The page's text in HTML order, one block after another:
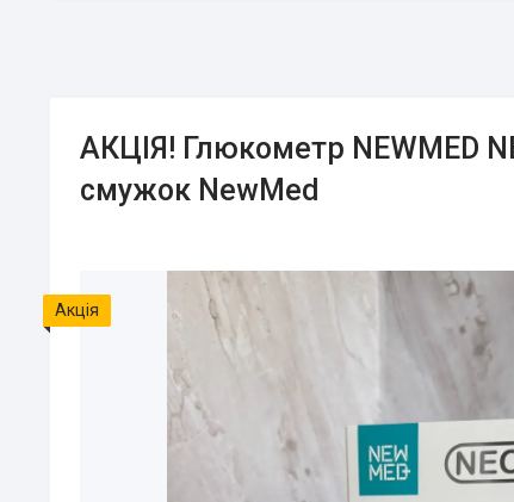
АКЦІЯ! Глюкометр NEWMED
смужок NewMed
Акція